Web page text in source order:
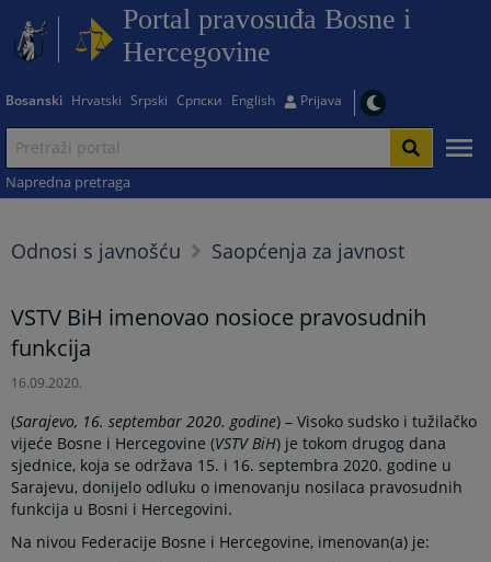
Portal pravosuđa Bosne i
Hercegovine
Bosanski Hrvatski Srpski Српски English Prijava
Napredna pretraga
Odnosi s javnošću Saopćenja za javnost
VSTV BiH imenovao nosioce pravosudnih
funkcija
16.09.2020.
(Sarajevo, 16. septembar 2020. godine) – Visoko sudsko i tužilačko
vijeće Bosne i Hercegovine (VSTV BiH) je tokom drugog dana
sjednice, koja se održava 15. i 16. septembra 2020. godine u
Sarajevu, donijelo odluku o imenovanju nosilaca pravosudnih
funkcija u Bosni i Hercegovini.
Na nivou Federacije Bosne i Hercegovine, imenovan(a) je: